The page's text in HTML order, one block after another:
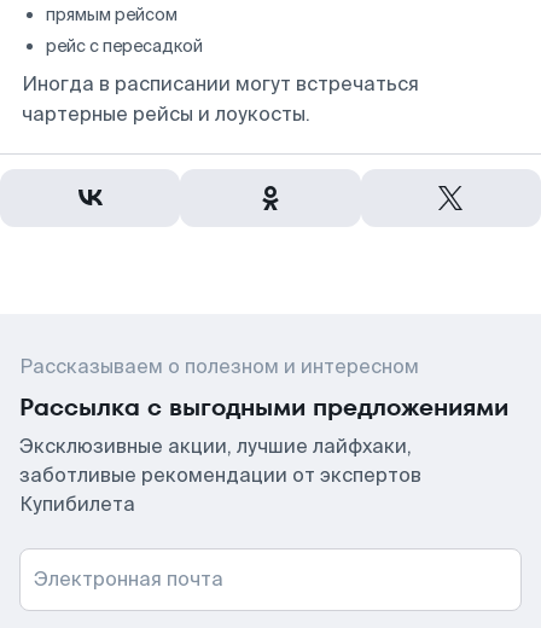
прямым рейсом
рейс с пересадкой
Иногда в расписании могут встречаться
чартерные рейсы и лоукосты.
Рассказываем о полезном и интересном
Рассылка с выгодными предложениями
Эксклюзивные акции, лучшие лайфхаки,
заботливые рекомендации от экспертов
Купибилета
Электронная почта